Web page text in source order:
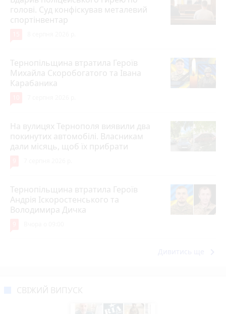
голові. Суд конфіскував металевий
спортінвентар
Тернопільщина втратила Героїв
Михайла Скоробогатого та Івана
Карабаника
На вулицях Тернополя виявили два
покинутих автомобілі. Власникам
дали місяць, щоб їх прибрати
Тернопільщина втратила Героїв
Андрія Іскоростенського та
Володимира Дичка